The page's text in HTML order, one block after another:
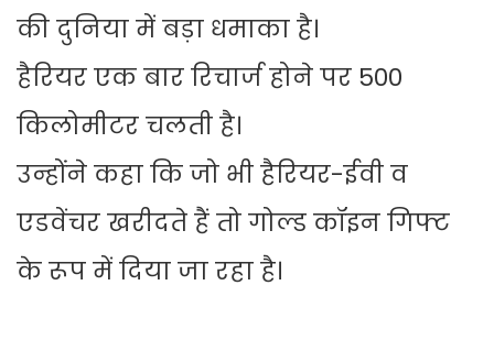
की दुनिया में बड़ा धमाका है।
हैरियर एक बार रिचार्ज होने पर 500
किलोमीटर चलती है।
उन्होंने कहा कि जो भी हैरियर-ईवी व
एडवेंचर खरीदते हैं तो गोल्ड कॉइन गिफ्ट
के रूप में दिया जा रहा है।